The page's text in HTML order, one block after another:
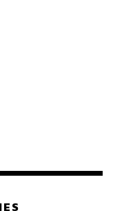
ที่เขาแพ้อัลกา